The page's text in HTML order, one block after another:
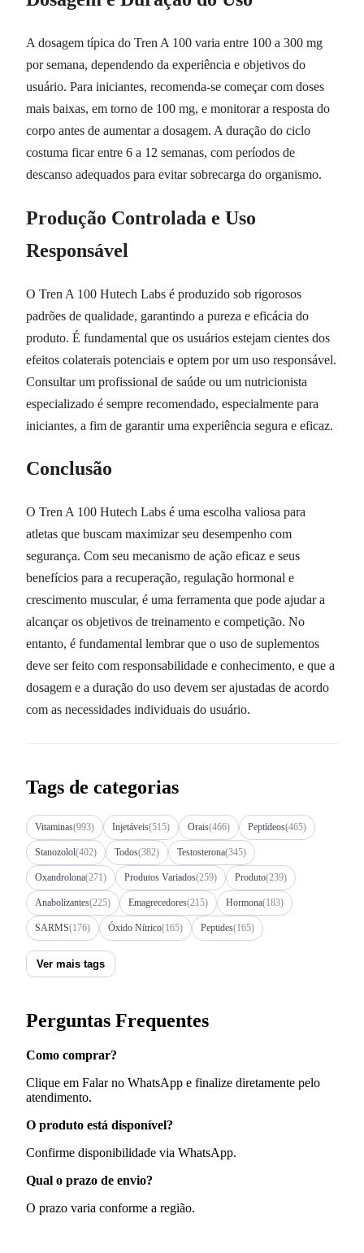
A dosagem típica do Tren A 100 varia entre 100 a 300 mg
por semana, dependendo da experiência e objetivos do
usuário. Para iniciantes, recomenda-se começar com doses
mais baixas, em torno de 100 mg, e monitorar a resposta do
corpo antes de aumentar a dosagem. A duração do ciclo
costuma ficar entre 6 a 12 semanas, com períodos de
descanso adequados para evitar sobrecarga do organismo.
Produção Controlada e Uso
Responsável
O Tren A 100 Hutech Labs é produzido sob rigorosos
padrões de qualidade, garantindo a pureza e eficácia do
produto. É fundamental que os usuários estejam cientes dos
efeitos colaterais potenciais e optem por um uso responsável.
Consultar um profissional de saúde ou um nutricionista
especializado é sempre recomendado, especialmente para
iniciantes, a fim de garantir uma experiência segura e eficaz.
Conclusão
O Tren A 100 Hutech Labs é uma escolha valiosa para
atletas que buscam maximizar seu desempenho com
segurança. Com seu mecanismo de ação eficaz e seus
benefícios para a recuperação, regulação hormonal e
crescimento muscular, é uma ferramenta que pode ajudar a
alcançar os objetivos de treinamento e competição. No
entanto, é fundamental lembrar que o uso de suplementos
deve ser feito com responsabilidade e conhecimento, e que a
dosagem e a duração do uso devem ser ajustadas de acordo
com as necessidades individuais do usuário.
Tags de categorias
Vitaminas(993) Injetáveis(515) Orais(466) Peptídeos(465)
Stanozolol(402) Todos(382) Testosterona(345)
Oxandrolona(271) Produtos Variados(259) Produto(239)
Anabolizantes(225) Emagrecedores(215) Hormona(183)
SARMS(176) Óxido Nítrico(165) Peptides(165)
Ver mais tags
Perguntas Frequentes
Como comprar?
Clique em Falar no WhatsApp e finalize diretamente pelo
atendimento.
O produto está disponível?
Confirme disponibilidade via WhatsApp.
Qual o prazo de envio?
O prazo varia conforme a região.